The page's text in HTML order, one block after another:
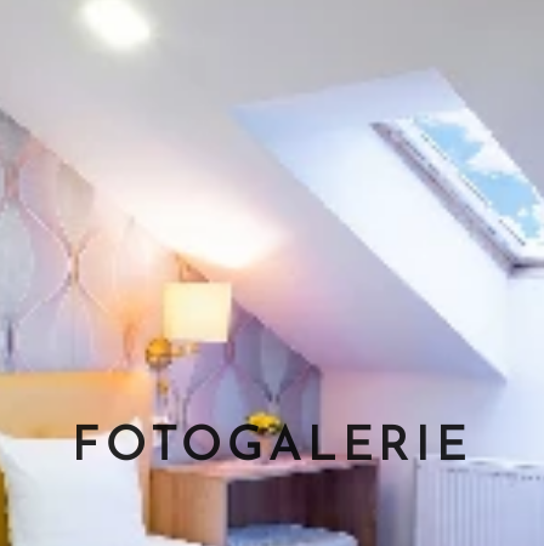
FOTOGALERIE